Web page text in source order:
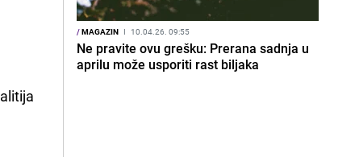
/MAGAZIN I 10.04.26. 09:55
Ne pravite ovu grešku: Prerana sadnja u
aprilu može usporiti rast biljaka